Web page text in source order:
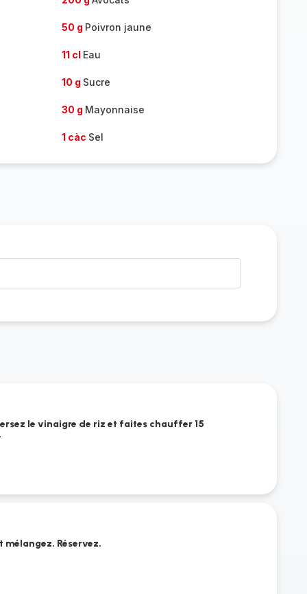
50 g Poivron jaune
11 cl Eau
10 g Sucre
30 g Mayonnaise
1 càc Sel
le vinaigre de riz et faites chauffer 15
mélangez. Réservez.